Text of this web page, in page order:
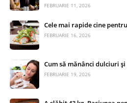
FEBRUARIE 11, 2026
Cele mai rapide cine
FEBRUARIE 16, 2026
Cum să mănânci dulciuri
FEBRUARIE 19, 2026